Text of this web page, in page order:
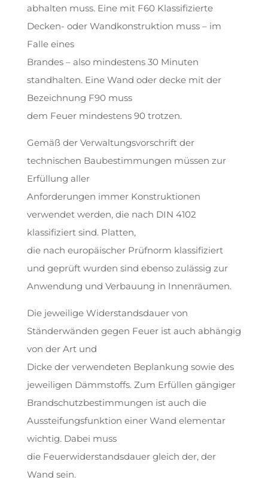
abhalten muss. Eine mit F60 Klassifizierte
Decken- oder Wandkonstruktion muss – im
Falle eines
Brandes – also mindestens 30 Minuten
standhalten. Eine Wand oder decke mit der
Bezeichnung F90 muss
dem Feuer mindestens 90 trotzen.
Gemäß der Verwaltungsvorschrift der
technischen Baubestimmungen müssen zur
Erfüllung aller
Anforderungen immer Konstruktionen
verwendet werden, die nach DIN 4102
klassifiziert sind. Platten,
die nach europäischer Prüfnorm klassifiziert
und geprüft wurden sind ebenso zulässig zur
Anwendung und Verbauung in Innenräumen.
Die jeweilige Widerstandsdauer von
Ständerwänden gegen Feuer ist auch abhängig
von der Art und
Dicke der verwendeten Beplankung sowie des
jeweiligen Dämmstoffs. Zum Erfüllen gängiger
Brandschutzbestimmungen ist auch die
Aussteifungsfunktion einer Wand elementar
wichtig. Dabei muss
die Feuerwiderstandsdauer gleich der, der
Wand sein.